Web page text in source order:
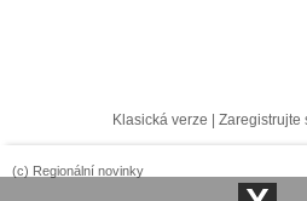
Klasická verze Zaregistrujte
(c) Regionální novinky